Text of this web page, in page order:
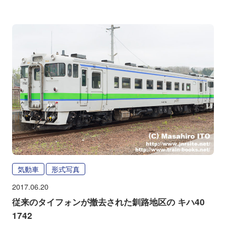
気動車 形式写真
2017.06.20
従来のタイフォンが撤去された釧路地区の キハ40
1742